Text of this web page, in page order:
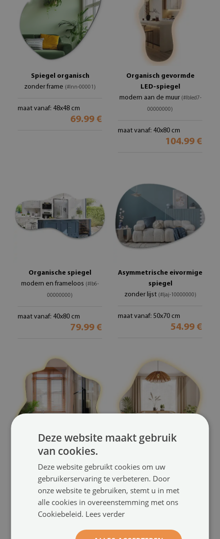
Spiegel organisch
zonder frame (#lnn-00001)
maat vanaf: 48x48 cm
69.99 €
Organisch gevormde
LED-spiegel
modern aan de muur (#lbled7-
00000000)
maat vanaf: 40x80 cm
104.99 €
Organische spiegel
modern en frameloos (#lb6-
00000000)
maat vanaf: 40x80 cm
79.99 €
Asymmetrische eivormige
spiegel
zonder lijst (#ljaj-10000000)
maat vanaf: 50x70 cm
54.99 €
LED-verlichte(#lkled-00000001)
maat vanaf: 58x58 cm
124.99 €
LED
moderne uitstraling
(#lplama1led-001)
maat vanaf: 48x48 cm
Deze website maakt gebruik
van cookies.
Deze website gebruikt cookies om uw
gebruikerservaring te verbeteren. Door
onze website te gebruiken, stemt u in met
alle cookies in overeenstemming met ons
Cookiebeleid. Lees verder